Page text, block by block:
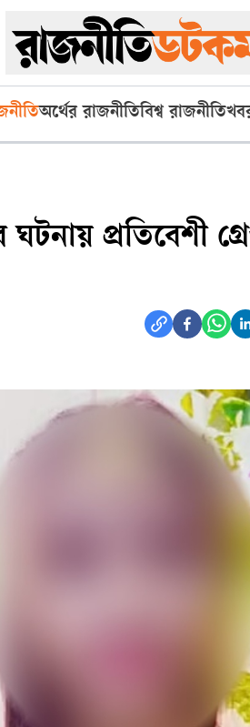
অর্থের রাজনীতিবিশ্ব রাজনীতি
প্রতিবেশী